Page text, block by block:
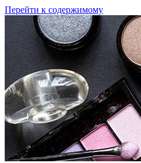
Перейти к содержимому